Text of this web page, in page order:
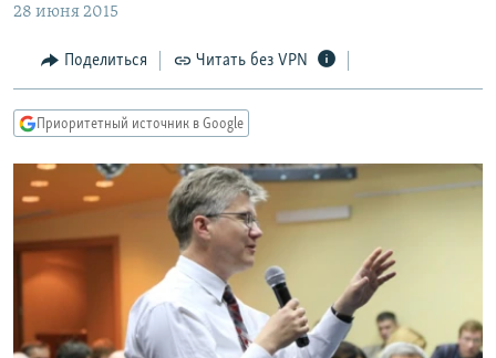
содержанию
Вернутся
главной
навигации
Вернутся
поиску
АВТОРСКИЕ ПРОЕКТЫ
ЦИТАТЫ СВОБОДЫ
МНЕНИЯ
КУЛЬТУРА
IDEL.РЕАЛИИ
КАВКАЗ.РЕАЛИИ
СЕВЕР.РЕАЛИИ
СИБИРЬ.РЕАЛИИ
РАСПИСАНИЕ ВЕЩАНИЯ
28 июня 2015
Поделиться Читать без VPN
Приоритетный источник в Google